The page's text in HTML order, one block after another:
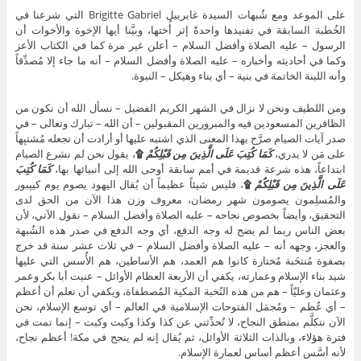
على الموعد ومع شُبهات السيدة غابرييل Brigitte Gabriel التي شرعنا في
الخُطبة السابقة في تفنيدها واحدةً إثر أُختها، وبيَّنا أيها الإخوة والأخوات أن
الرسول – عليه الصلاة وأفضل السلام – أعلن غير مرة كما في الكتاب الأعز
وكما في أحاديثه وأخباره – عليه الصلاة وأفضل السلام – أنه ما جاء إلا مُصدِّقاً
وأنه اللبنة الخاتمة في بنية – أي بناء وهيكل – النبوة.
ومن اللطيف ونحن لا نزال في الشهر الكريم الفضيل – نسأل الله أن نكون من
الظافرين المسعودين فيه والمبرورين المقبولين – أن الله – تبارك وتعالى – في
صدر آيات الصيام صرَّح بهذا المعنى الذي اشتبه عليها أو أرادت أن تجعله مُشتبِهاً
على مَن لا يدري،كَمَا كُتِبَ عَلَى الَّذِينَ مِن قَبْلِكُمْ۩، يقول نحن لم نشرع الصيام
ابتداعاً، هذه شرعة قديمة في أمم سابقة أوحى الله إلى أنبيائها بها، كَمَا كُتِبَ
عَلَى الَّذِينَ مِن قَبْلِكُمْ۩، فليس شيئاً عظيماً أن يُقال اليهود يصوم يوم كيپبور
والمُسلِمون يصومون شهر رمضان، معروف وزن هذا الآن من الحق لدى
التحقيق، وأيضاً بخصوص نجاحه – عليه الصلاة وأفضل السلام – نقول الآتي، لأن
بعض الناس ربما لم يضح له وجه الدفع، أي وجه الدفع في صدر هذه الشُبهة
والعجز، وجهه أنه – عليه الصلاة وأفضل السلام – في ثلاث عشر سنة قد خرج
بصفوة مُنتخَبة مُختارة كانوا هم العمد، هم الأساطين، هم الأُسس التي عليها
شيد بناء الإسلام وعمارته، يكفي أن الأربعة العظام الأوائل – عنيت أبا بكر وعمر
وعثمان وعليّاً – هم من هذه النُخبة المكية المُصطفاة، ويكفي أن نعلم أن أعظم
– أي عُظم – ومُجمَل الفتوحات الإسلامية في العالم – أي توسع الإسلام، نحن
الآن نتكلَّم بمنطق النجاح، لا تُحدِّثني عن كذا وكذا وكيت وكيت – إنما تمت في
فترة هؤلاء، وبالذات الثلاثة الأوائل، ثم يُقال إنه لم ينجح في مكة! أعظم نجاح،
لأنه أسَّس أعظم أساس لعمارة الإسلام.